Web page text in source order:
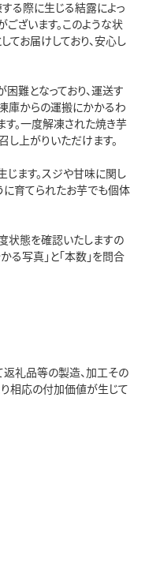
る際に生じる結露によっ
ざいます。このような状
お届けしており、安心し
難となっており、運送す
庫からの運搬にかかるわ
。一度解凍された焼き芋
し上がりいただけます。
ます。スジや甘味に関し
に育てられたお芋でも個体
態を確認いたしますの
る写真」と「本数」を問合
礼品等の製造、加工その
相応の付加価値が生じて